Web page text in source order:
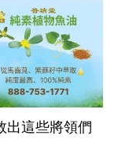
出這些將領們